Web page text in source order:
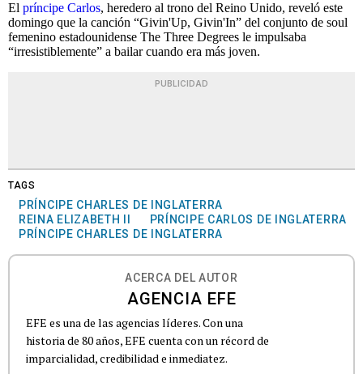
El príncipe Carlos, heredero al trono del Reino Unido, reveló este
domingo que la canción “Givin'Up, Givin'In” del conjunto de soul
femenino estadounidense The Three Degrees le impulsaba
“irresistiblemente” a bailar cuando era más joven.
PUBLICIDAD
TAGS
PRÍNCIPE CHARLES DE INGLATERRA
REINA ELIZABETH II
PRÍNCIPE CARLOS DE INGLATERRA
PRÍNCIPE CHARLES DE INGLATERRA
ACERCA DEL AUTOR
AGENCIA EFE
EFE es una de las agencias líderes. Con una
historia de 80 años, EFE cuenta con un récord de
imparcialidad, credibilidad e inmediatez.